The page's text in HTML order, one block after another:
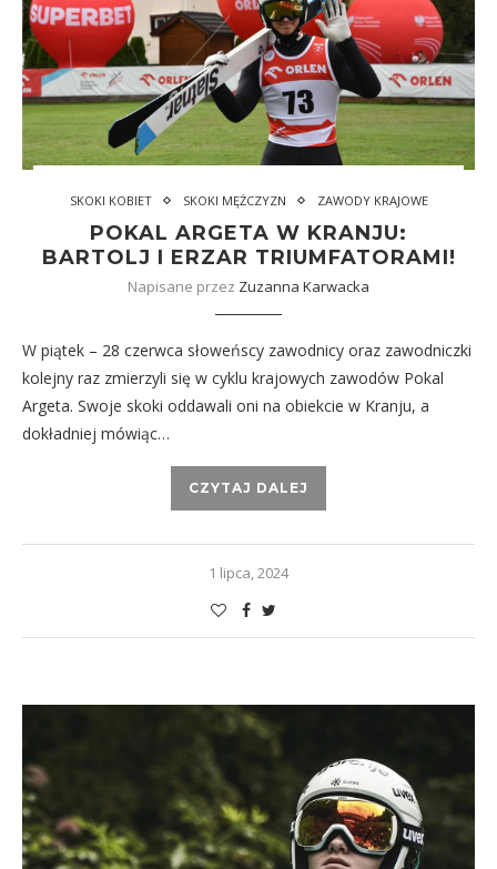
SKOKI KOBIET SKOKI MĘŻCZYZN ZAWODY KRAJOWE
POKAL ARGETA W KRANJU:
BARTOLJ I ERZAR TRIUMFATORAMI!
Napisane przez Zuzanna Karwacka
W piątek – 28 czerwca słoweńscy zawodnicy oraz zawodniczki
kolejny raz zmierzyli się w cyklu krajowych zawodów Pokal
Argeta. Swoje skoki oddawali oni na obiekcie w Kranju, a
dokładniej mówiąc…
CZYTAJ DALEJ
1 lipca, 2024